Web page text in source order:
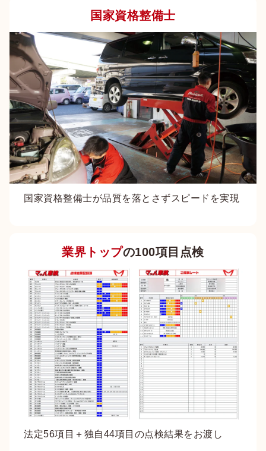
国家資格整備士
国家資格整備士が品質を落とさずスピードを実現
業界トップの100項目点検
法定56項目＋独自44項目の点検結果をお渡し